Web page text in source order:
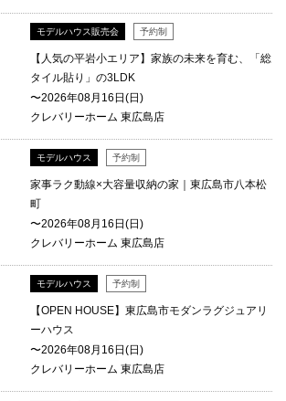
モデルハウス販売会 予約制
【人気の平岩小エリア】家族の未来を育む、「総
タイル貼り」の3LDK
〜2026年08月16日(日)
クレバリーホーム 東広島店
モデルハウス 予約制
家事ラク動線×大容量収納の家｜東広島市八本松
町
〜2026年08月16日(日)
クレバリーホーム 東広島店
モデルハウス 予約制
【OPEN HOUSE】東広島市モダンラグジュアリ
ーハウス
〜2026年08月16日(日)
クレバリーホーム 東広島店